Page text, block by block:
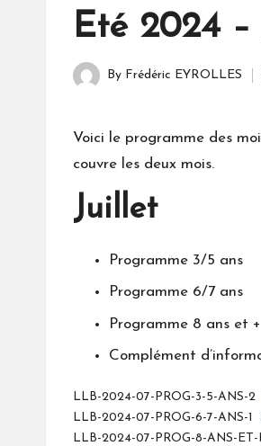
Eté 2024
Posted
By Frédéric EYROLLES
Voici le programme des
couvre les deux mois.
Juillet
Programme 3/5 ans
Programme 6/7 ans
Programme 8 ans et +
Complément
LLB-2024-07-PROG-3-5-ANS-2
LLB-2024-07-PROG-6-7-ANS-1
LLB-2024-07-PROG-8-ANS-ET-